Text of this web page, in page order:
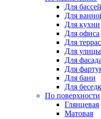
Для
Для
Для кухни
Для офиса
Для
Для улицы
Для фасада
Для
Для бани
Для
По поверхности
Глянцевая
Матовая